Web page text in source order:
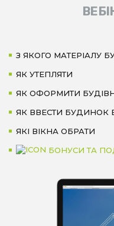
З ЯКОГО МАТЕРІАЛУ
ЯК УТЕПЛЯТИ
ЯК ОФОРМИТИ
ЯК ВВЕСТИ БУДИНОК
ЯКІ ВІКНА ОБРАТИ
БОНУСИ ТА